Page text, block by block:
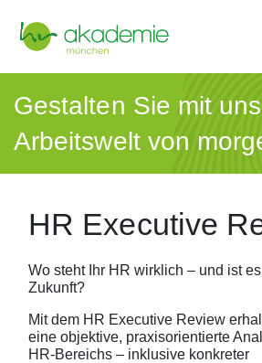
Gestalten Sie mit
Arbeitswelt von
HR Executive
Wo steht Ihr HR wirklich – und ist
Zukunft?
Mit dem HR Executive Review
eine objektive, praxisorientierte
HR-Bereichs – inklusive konkreter